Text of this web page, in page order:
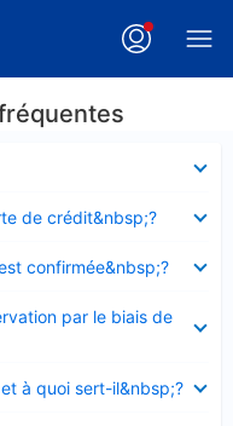
de crédit&nbsp;?
confirmée&nbsp;?
par le biais de
à quoi sert-il&nbsp;?